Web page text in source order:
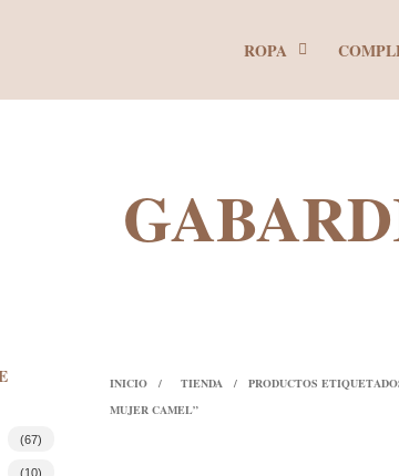
ROPA
(67)
(10)
INICIO / TIENDA /
PRODUCTOS
MUJER CAMEL”